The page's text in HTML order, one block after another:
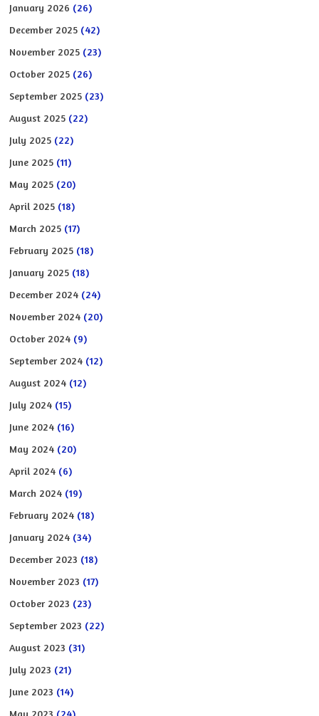
January 2026 (26)
December 2025 (42)
November 2025 (23)
October 2025 (26)
September 2025 (23)
August 2025 (22)
July 2025 (22)
June 2025 (11)
May 2025 (20)
April 2025 (18)
March 2025 (17)
February 2025 (18)
January 2025 (18)
December 2024 (24)
November 2024 (20)
October 2024 (9)
September 2024 (12)
August 2024 (12)
July 2024 (15)
June 2024 (16)
May 2024 (20)
April 2024 (6)
March 2024 (19)
February 2024 (18)
January 2024 (34)
December 2023 (18)
November 2023 (17)
October 2023 (23)
September 2023 (22)
August 2023 (31)
July 2023 (21)
June 2023 (14)